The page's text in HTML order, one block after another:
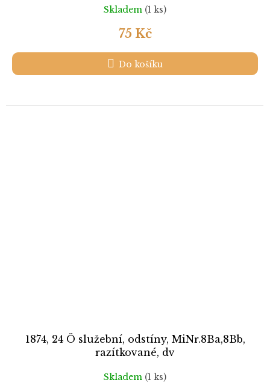
Skladem (1 ks)
75 Kč
Do košíku
1874, 24 Ö služební, odstíny, MiNr.8Ba,8Bb,
razítkované, dv
Skladem (1 ks)